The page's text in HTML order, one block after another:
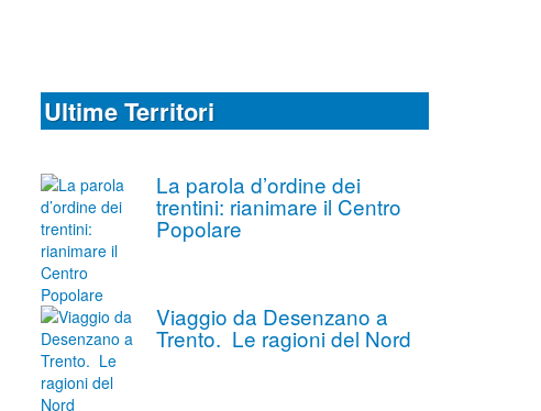
Ultime Territori
La parola d’ordine dei
trentini: rianimare il Centro
Popolare
Viaggio da Desenzano a
Trento. Le ragioni del Nord